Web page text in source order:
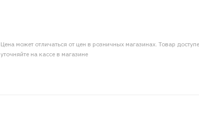
Цена может отличаться от цен в розничных магазинах. Товар
уточняйте на кассе в магазине